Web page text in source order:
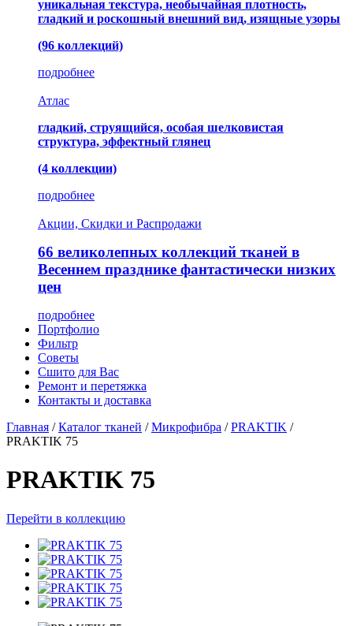
уникальная текстура, необычайная плотность,
гладкий и роскошный внешний вид, изящные узоры
(96 коллекций)
подробнее
Атлас
гладкий, струящийся, особая шелковистая
структура, эффектный глянец
(4 коллекции)
подробнее
Акции, Скидки и Распродажи
66 великолепных коллекций тканей в
Весеннем празднике фантастически низких
цен
подробнее
Портфолио
Фильтр
Советы
Сшито для Вас
Ремонт и перетяжка
Контакты и доставка
Главная / Каталог тканей / Микрофибра / PRAKTIK /
PRAKTIK 75
PRAKTIK 75
Перейти в коллекцию